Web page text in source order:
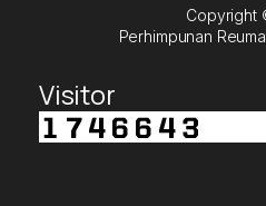
Copyright
Perhimpunan
Visitor